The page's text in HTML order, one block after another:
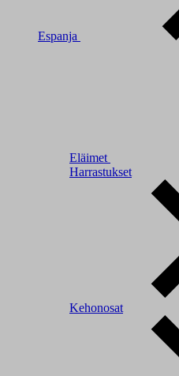
Espanja
Eläimet
Harrastukset
Kehonosat